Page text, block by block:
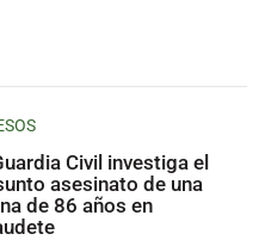
Civil investiga el
asesinato de una
de 86 años en